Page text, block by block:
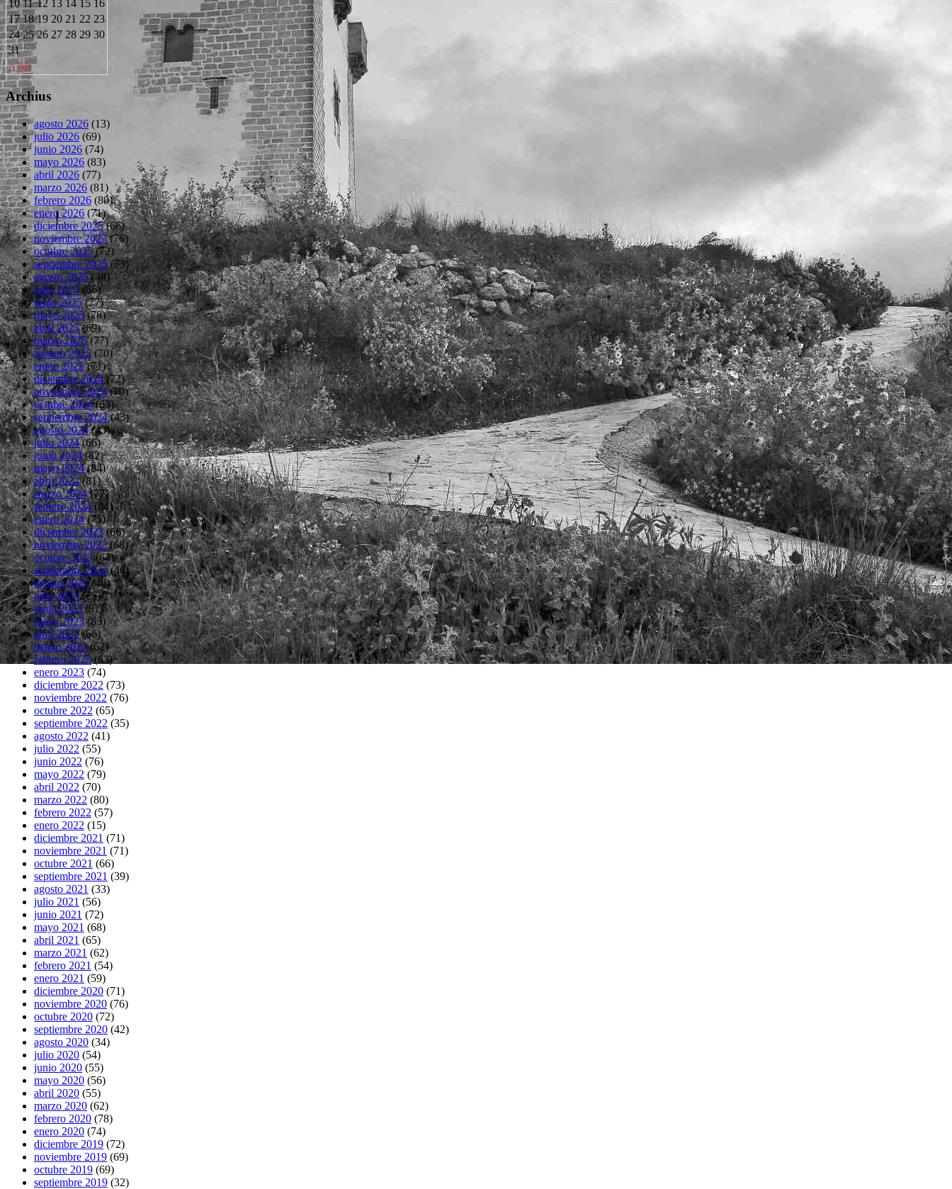
« Jul
10 11 12 13 14 15 16
17 18 19 20 21 22 23
24 25 26 27 28 29 30
31
Archius
agosto 2026 (13)
julio 2026 (69)
junio 2026 (74)
mayo 2026 (83)
abril 2026 (77)
marzo 2026 (81)
febrero 2026 (80)
enero 2026 (71)
diciembre 2025(66)
noviembre 2025(76)
octubre 2025(72)
septiembre 2025(53)
agosto 2025(40)
julio 2025(66)
junio 2025(77)
mayo 2025(78)
abril 2025(69)
marzo 2025(77)
febrero 2025(70)
enero 2025(71)
diciembre 2024(72)
noviembre 2024(70)
octubre 2024(63)
septiembre 2024(43)
agosto 2024(45)
julio 2024(66)
junio 2024(82)
mayo 2024(84)
abril 2024(81)
marzo 2024(77)
febrero 2024(84)
enero 2024(75)
diciembre 2023(66)
noviembre 2023(68)
octubre 2023(64)
septiembre 2023(46)
agosto 2023(46)
julio 2023(75)
junio 2023(81)
mayo 2023(83)
abril 2023(66)
marzo 2023(62)
febrero 2023(63)
enero 2023 (74)
diciembre 2022 (73)
noviembre 2022 (76)
octubre 2022 (65)
septiembre 2022 (35)
agosto 2022 (41)
julio 2022 (55)
junio 2022 (76)
mayo 2022 (79)
abril 2022 (70)
marzo 2022 (80)
febrero 2022 (57)
enero 2022 (15)
diciembre 2021 (71)
noviembre 2021 (71)
octubre 2021 (66)
septiembre 2021 (39)
agosto 2021 (33)
julio 2021 (56)
junio 2021 (72)
mayo 2021 (68)
abril 2021 (65)
marzo 2021 (62)
febrero 2021 (54)
enero 2021 (59)
diciembre 2020 (71)
noviembre 2020 (76)
octubre 2020 (72)
septiembre 2020 (42)
agosto 2020 (34)
julio 2020 (54)
junio 2020 (55)
mayo 2020 (56)
abril 2020 (55)
marzo 2020 (62)
febrero 2020 (78)
enero 2020 (74)
diciembre 2019 (72)
noviembre 2019 (69)
octubre 2019 (69)
septiembre 2019 (32)